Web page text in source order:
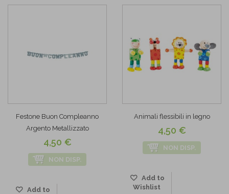
Festone Buon Compleanno
Argento Metallizzato
4,50 €
NON DISP.
Add to
Animali flessibili in legno
4,50 €
NON DISP.
Add to
Wishlist